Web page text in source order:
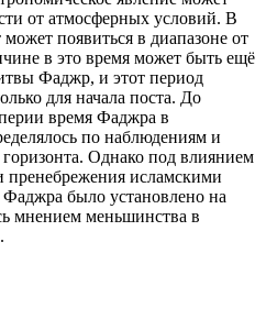
от атмосферных условий. В
может появиться в диапазоне от
в это время может быть ещё
Фаджр, и этот период
для начала поста. До
время Фаджра в
по наблюдениям и
Однако под влиянием
пренебрежения исламскими
было установлено на
мнением меньшинства в